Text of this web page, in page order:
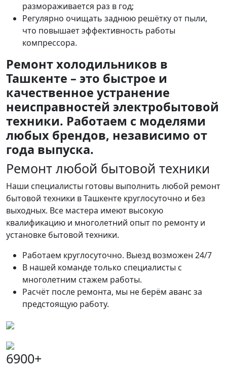
размораживается раз в год;
Регулярно очищать заднюю решётку от пыли,
что повышает эффективность работы
компрессора.
Ремонт холодильников в
Ташкенте – это быстрое и
качественное устранение
неисправностей электробытовой
техники. Работаем с моделями
любых брендов, независимо от
года выпуска.
Ремонт любой бытовой техники
Наши специалисты готовы выполнить любой ремонт
бытовой техники в Ташкенте круглосуточно и без
выходных. Все мастера имеют высокую
квалификацию и многолетний опыт по ремонту и
установке бытовой техники.
Работаем круглосуточно. Выезд возможен 24/7
В нашей команде только специалисты с
многолетним стажем работы.
Расчёт после ремонта, мы не берём аванс за
предстоящую работу.
6900+